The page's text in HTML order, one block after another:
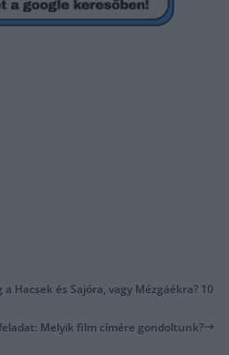
Hacsek és Sajóra, vagy Mézgáékra? 10
Melyik film címére gondoltunk?